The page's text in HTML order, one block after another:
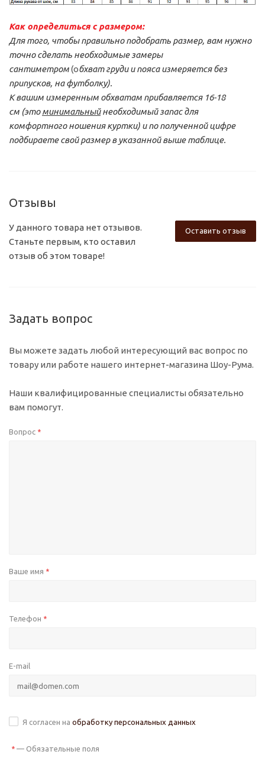
Как определиться с размером:
Для того, чтобы правильно подобрать размер, вам нужно
точно сделать необходимые замеры
сантиметром(обхват груди и пояса измеряется без
припусков, на футболку).
К вашим измеренным обхватам прибавляется 16-18
см (этоминимальныйнеобходимый запас для
комфортного ношения куртки) и по полученной цифре
подбираете свой размерв указанной выше таблице.
Отзывы
Оставить отзыв
У данного товара нет отзывов.
Станьте первым, кто оставил
отзыв об этом товаре!
Задать вопрос
Вы можете задать любой интересующий вас вопрос по
товару или работе нашего интернет-магазина Шоу-Рума.
Наши квалифицированные специалисты обязательно
вам помогут.
Вопрос *
Ваше имя *
Телефон *
E-mail
Я согласен на обработку персональных данных
* — Обязательные поля